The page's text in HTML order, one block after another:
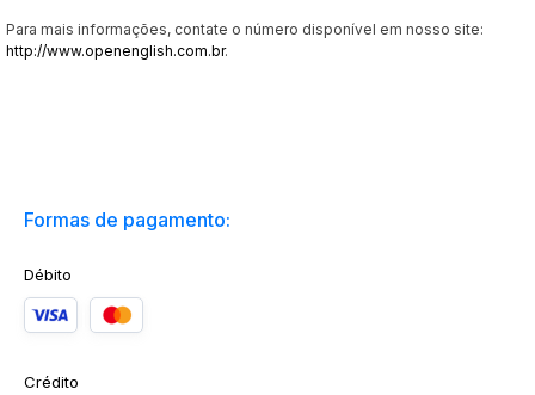
Para mais informações, contate o número disponível em nosso site:
http://www.openenglish.com.br.
Formas de pagamento:
Débito
Crédito